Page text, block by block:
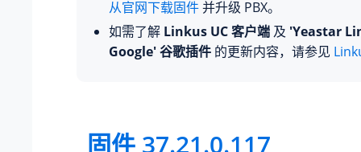
从官网下载固件并升级 PBX。
如需了解 Linkus UC 客户端 及 'Yeastar
Google' 谷歌插件 的更新内容，请参见
固件 37.21.0.117